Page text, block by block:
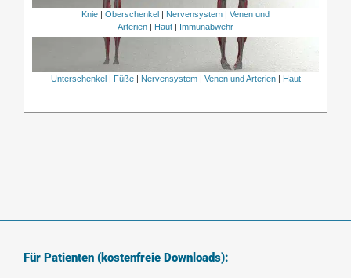
Knie Oberschenkel Nervensystem
Venen und
Arterien
Haut Immunabwehr
Unterschenkel Füße| Nervensystem| Venen und Arterien| Haut
Für Patienten (kostenfreie Downloads):